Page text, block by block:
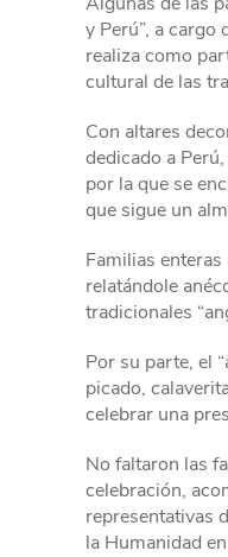
y Perú”, a cargo
realiza como
cultural de las
Con altares
dedicado a
por la que se
que sigue un
Familias
relatándole
tradicionales
Por su parte, el
picado,
celebrar una
No faltaron las
celebración,
representativas
la Humanidad